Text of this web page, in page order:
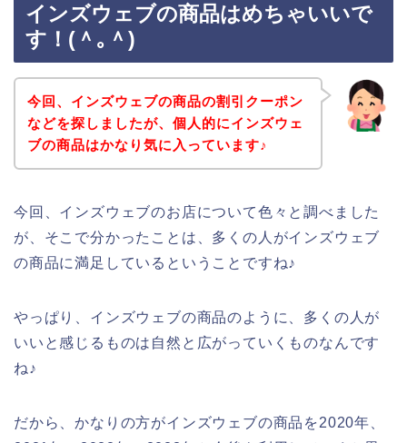
インズウェブの商品はめちゃいいで
す！(＾｡＾)
今回、インズウェブの商品の割引クーポン
などを探しましたが、個人的にインズウェ
ブの商品はかなり気に入っています♪
今回、インズウェブのお店について色々と調べました
が、そこで分かったことは、多くの人がインズウェブ
の商品に満足しているということですね♪
やっぱり、インズウェブの商品のように、多くの人が
いいと感じるものは自然と広がっていくものなんです
ね♪
だから、かなりの方がインズウェブの商品を2020年、